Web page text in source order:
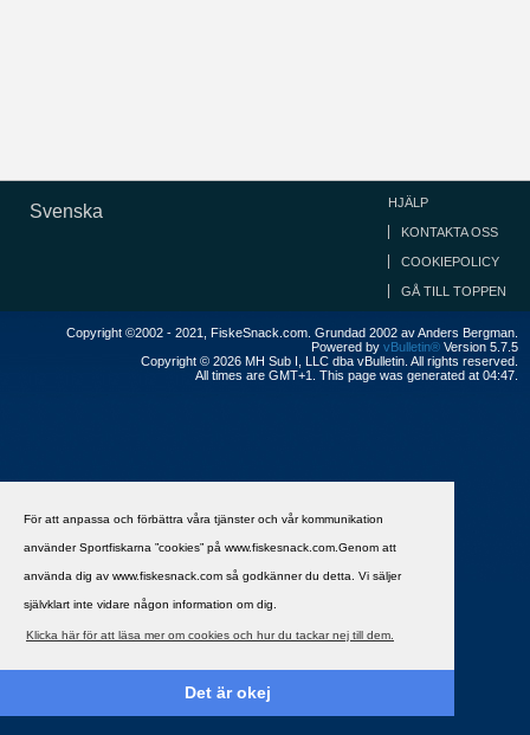
För att anpassa och förbättra våra tjänster och vår kommunikation
använder Sportfiskarna ”cookies” på www.fiskesnack.com.Genom att
använda dig av www.fiskesnack.com så godkänner du detta. Vi säljer
självklart inte vidare någon information om dig.
Klicka här för att läsa mer om cookies och hur du tackar nej till dem.
Det är okej
Svenska HJÄLP
KONTAKTA OSS
COOKIEPOLICY
GÅ TILL TOPPEN
Copyright ©2002 - 2021, FiskeSnack.com. Grundad 2002 av Anders Bergman.
Powered by vBulletin® Version 5.7.5
Copyright © 2026 MH Sub I, LLC dba vBulletin. All rights reserved.
All times are GMT+1. This page was generated at 04:47.